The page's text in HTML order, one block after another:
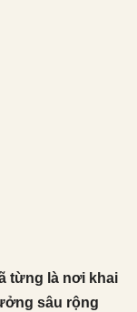
từng là nơi khai
sâu rộng